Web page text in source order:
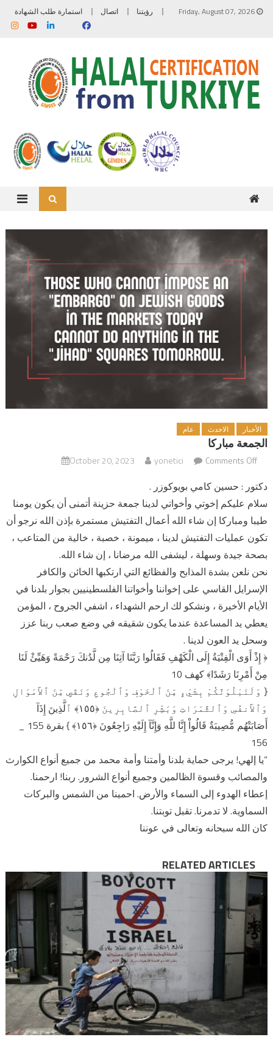
Skip to content
Friday, August 07, 2026 رؤيتنا اتصال استمارة طلب الشهادة
الأخبار الاحدث عام
الجمعة مباركا
October 20, 2023 yonetici Comments Off on الجمعة مباركا
دكتور : حسين كامي بويوكوزر .
سلام عليكم إخوتي وأخواتي لدينا جمعة حزينة أتمنى أن يكون يومنا
طيبا ومباركا إن شاء الله أعمال التفتيش مستمرة بإذن الله نرجو أن
تكون عمليات التفتيش لدينا ، ميمونة ، خصبة ، خالية من المتاعب ،
بصحة جيدة وسهلة ، ليشفى الله مرضانا ، إن شاء الله.
نحن نلعن بشدة المذابح والفظائع التي ارتكبها الخائن والكافر
الإسرايل القاسي على إخواننا وأخواتنا الفلسطينيين بجوار بلدنا في
الأيام الأخيرة ، ونشكو لك ارحم الشهداء ، اشفي الجروح ، المؤمن
يعطي يد المساعدة عندما يكون شقيقه في وضع صعب ربنا عزز
وسحل يد العون لدينا .
﴿ إِذْ أَوَى الْفِتْيَةُ إِلَى الْكَهْفِ فَقَالُوا رَبَّنَا آتِنَا مِن لَّدُنكَ رَحْمَةً وَهَيِّئْ لَنَا
مِنْ أَمْرِنَا رَشَدًا﴾ كهف 10
{ وَلَنَبْلُوَنَّكُمْ بِشَيْءٍ مِّنَ ٱلْخَوْفِ وَٱلْجُوعِ وَنَقْصٍ مِّنَ ٱلأَمَوَالِ
وَٱلأَنفُسِ وَٱلثَّمَرَاتِ وَبَشِّرِ ٱلصَّابِرِينَ ﴿١٥٥﴾ ٱلَّذِينَ إِذَآ
156
“يا إلهي! يرجى حماية بلدنا وأمتنا وأمة محمد من جميع أنواع الكوارث
والمصائب وقسوة الظالمين وجميع أنواع الشرور. ربنا! ارحمنا.
إعطاء الهدوء إلى السماء والأرض. احمينا من الشمس والبركات
السماوية. لا تدمرنا. تقبل توبتنا.
كان الله سبحانه وتعالى في عوننا
RELATED ARTICLES